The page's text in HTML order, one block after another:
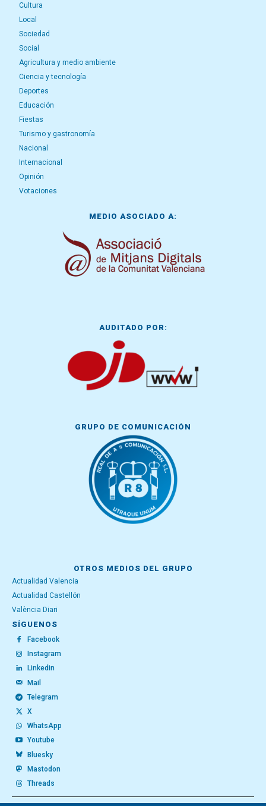
Cultura
Local
Sociedad
Social
Agricultura y medio ambiente
Ciencia y tecnología
Deportes
Educación
Fiestas
Turismo y gastronomía
Nacional
Internacional
Opinión
Votaciones
MEDIO ASOCIADO A:
AUDITADO POR:
GRUPO DE COMUNICACIÓN
OTROS MEDIOS DEL GRUPO
Actualidad Valencia
Actualidad Castellón
València Diari
SÍGUENOS
Facebook
Instagram
Linkedin
Mail
Telegram
X
WhatsApp
Youtube
Bluesky
Mastodon
Threads